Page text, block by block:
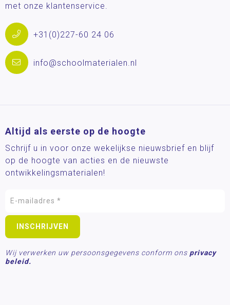
met onze klantenservice.
+31(0)227-60 24 06
info@schoolmaterialen.nl
Altijd als eerste op de hoogte
Schrijf u in voor onze wekelijkse nieuwsbrief en blijf
op de hoogte van acties en de nieuwste
ontwikkelingsmaterialen!
Wij verwerken uw persoonsgegevens conform ons privacy
beleid.